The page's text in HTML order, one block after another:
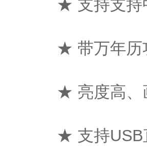
★ 支持支持
★ 带万年历
★ 亮度高、
★ 支持USB